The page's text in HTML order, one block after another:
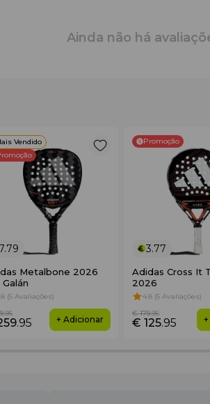
Ainda não há
Vendido
7.79
Metalbone 2026
(5 Avaliações)
.95
.95
+ Adicionar
Promoção
3.77
Adidas Cross It
2026
4.8 (5 Avaliações)
€ 125.95
€ 179.95